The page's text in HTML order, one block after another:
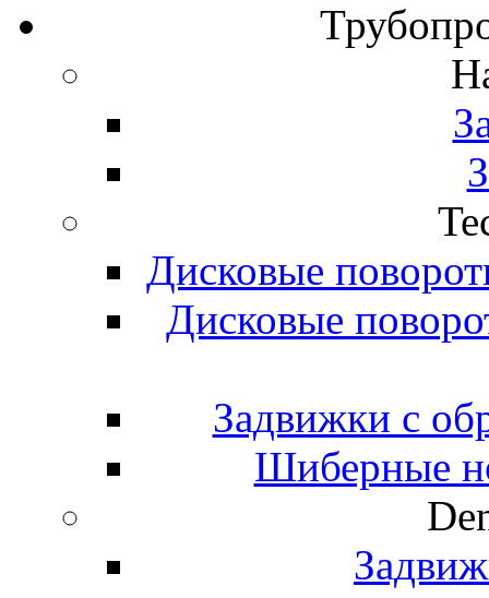
Дисковые
Дисковые
Задвижки с
Шиберные